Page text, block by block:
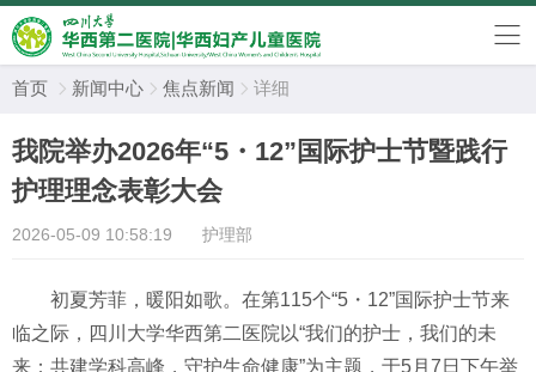
首页  新闻中心  焦点新闻  详细
我院举办2026年“5・12”国际护士节暨践行
护理理念表彰大会
2026-05-09 10:58:19 护理部
初夏芳菲，暖阳如歌。在第115个“5・12”国际护士节来
临之际，四川大学华西第二医院以“我们的护士，我们的未
来：共建学科高峰，守护生命健康”为主题，于5月7日下午举